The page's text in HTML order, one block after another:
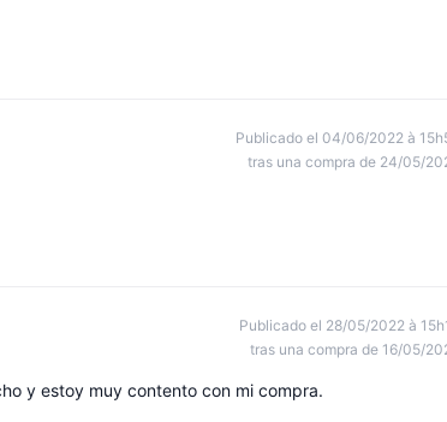
Publicado el 04/06/2022 à
tras una compra de 24/05/
Publicado el 28/05/2022 à
tras una compra de 16/05/
y estoy muy contento con mi compra.